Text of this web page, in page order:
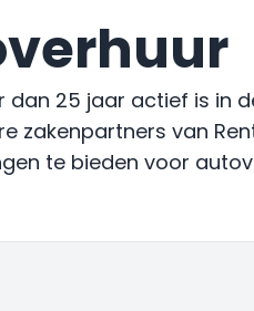
dan 25 jaar actief is in
zakenpartners van
te bieden voor